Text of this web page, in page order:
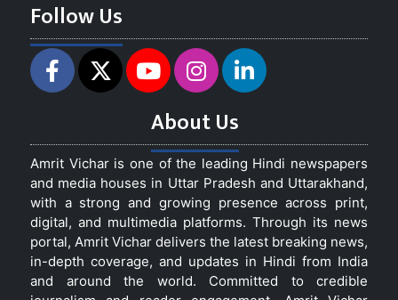
Follow Us
About Us
Amrit Vichar is one of the leading Hindi newspapers
and media houses in Uttar Pradesh and Uttarakhand,
with a strong and growing presence across print,
digital, and multimedia platforms. Through its news
portal, Amrit Vichar delivers the latest breaking news,
in-depth coverage, and updates in Hindi from India
and around the world. Committed to credible